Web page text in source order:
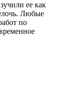
ее как
Любые
по